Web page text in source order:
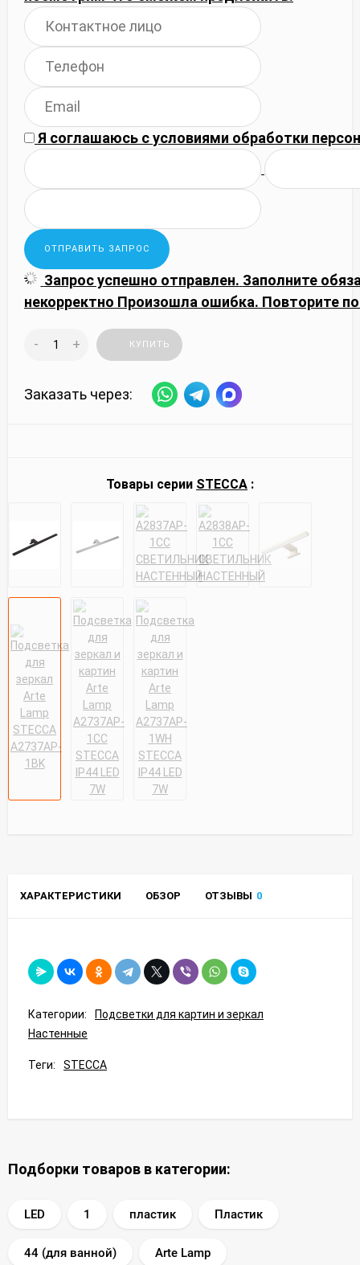
Я соглашаюсь сусловиями обработки
Запрос успешно отправлен. Заполните
некорректно Произошла ошибка. Повторите
- + КУПИТЬ
Заказать через:
Товары серии STECCA :
ХАРАКТЕРИСТИКИ ОБЗОР ОТЗЫВЫ 0
Категории:
Подсветки для картин и зеркал
Настенные
Теги: STECCA
Подборки товаров в категории:
LED 1 пластик Пластик
44 (для ванной) Arte Lamp